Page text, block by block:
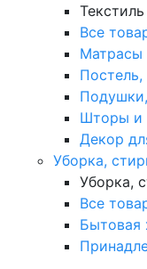
Все
Матрасы
Шторы и
Декор
Уборка,
Уборка,
Все
Бытовая